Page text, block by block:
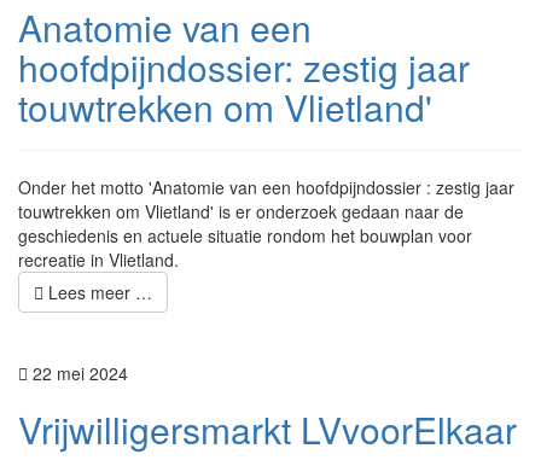
Anatomie van een
hoofdpijndossier: zestig jaar
touwtrekken om Vlietland'
Onder het motto 'Anatomie van een hoofdpijndossier : zestig jaar
touwtrekken om Vlietland' is er onderzoek gedaan naar de
geschiedenis en actuele situatie rondom het bouwplan voor
recreatie in Vlietland.
Lees meer …
22 mei 2024
Vrijwilligersmarkt LVvoorElkaar